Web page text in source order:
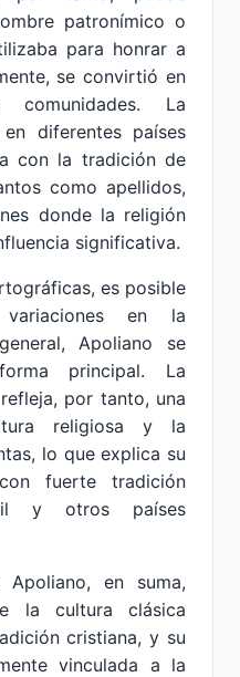
patronímico o
para honrar a
se convirtió en
La
diferentes países
con la tradición de
como apellidos,
donde la religión
significativa.
es posible
variaciones en la
Apoliano se
principal. La
por tanto, una
religiosa y la
lo que explica su
fuerte tradición
y otros países
en suma,
la cultura clásica
cristiana, y su
vinculada a la